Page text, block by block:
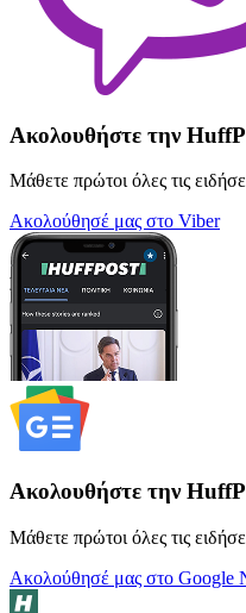
Ακολουθήστε την
Μάθετε πρώτοι όλες τις
Ακολούθησέ μας στο Viber
Ακολουθήστε την
Μάθετε πρώτοι όλες τις
Ακολούθησέ μας στο Google